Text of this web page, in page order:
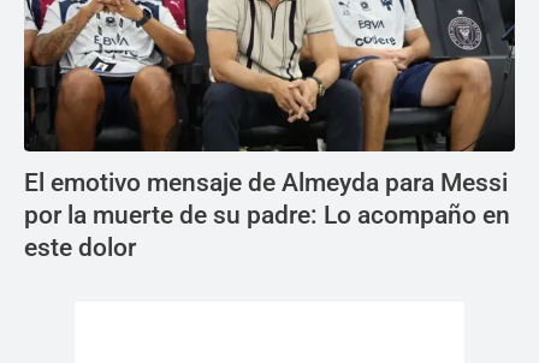
El emotivo mensaje de Almeyda para Messi
por la muerte de su padre: Lo acompaño en
este dolor